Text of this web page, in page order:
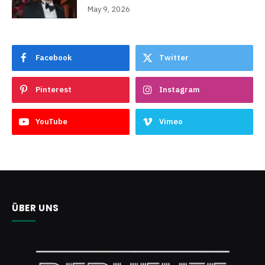
May 9, 2026
Facebook Twitter
Pinterest Instagram
YouTube Vimeo
ÜBER UNS